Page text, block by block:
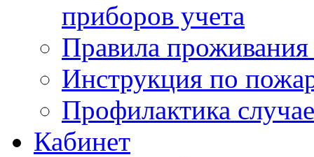
приборов учета
Правила
Инструкция по
Профилактика
Кабинет